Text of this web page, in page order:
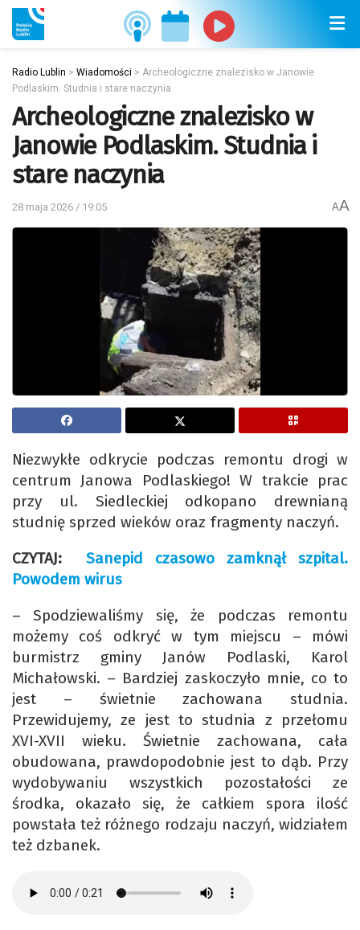
Radio Lublin > Wiadomości > Archeologiczne znalezisko w Janowie
Podlaskim. Studnia i stare naczynia
Archeologiczne znalezisko w
Janowie Podlaskim. Studnia i
stare naczynia
28 maja 2026 / 19:05 AA
Niezwykłe odkrycie podczas remontu drogi w
centrum Janowa Podlaskiego! W trakcie prac
przy ul. Siedleckiej odkopano drewnianą
studnię sprzed wieków oraz fragmenty naczyń.
CZYTAJ: Sanepid czasowo zamknął szpital.
Powodem wirus
– Spodziewaliśmy się, że podczas remontu
możemy coś odkryć w tym miejscu – mówi
burmistrz gminy Janów Podlaski, Karol
Michałowski. – Bardziej zaskoczyło mnie, co to
jest – świetnie zachowana studnia.
Przewidujemy, ze jest to studnia z przełomu
XVI-XVII wieku. Świetnie zachowana, cała
obudowana, prawdopodobnie jest to dąb. Przy
wydobywaniu wszystkich pozostałości ze
środka, okazało się, że całkiem spora ilość
powstała też różnego rodzaju naczyń, widziałem
też dzbanek.